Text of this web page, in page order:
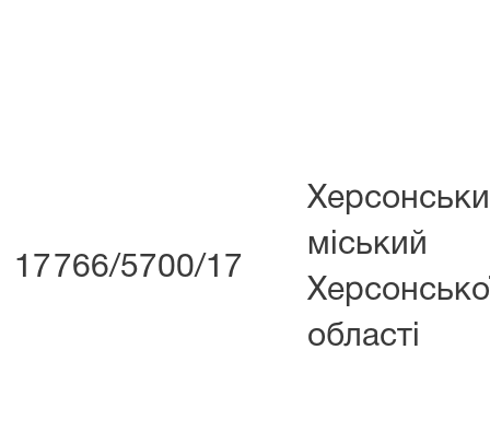
17 766/5700/17
області